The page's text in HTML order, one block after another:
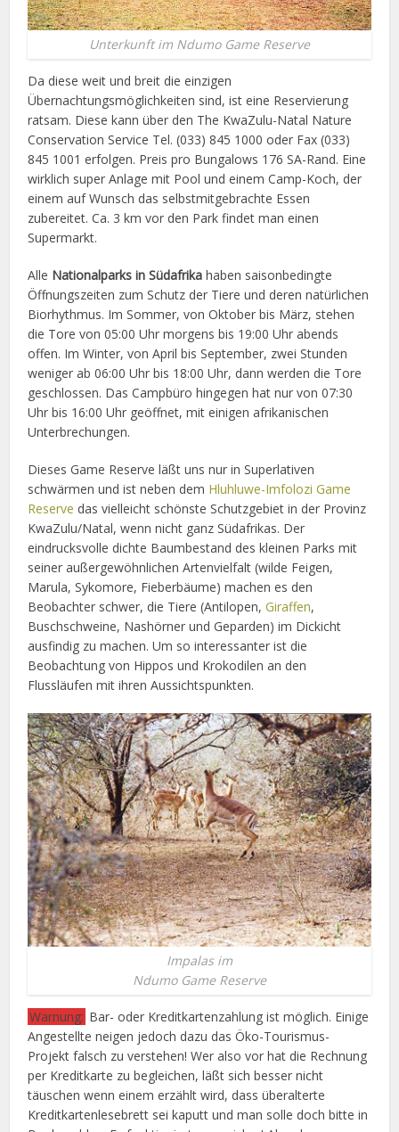
Unterkunft im Ndumo Game Reserve
Da diese weit und breit die einzigen
Übernachtungsmöglichkeiten sind, ist eine Reservierung
ratsam. Diese kann über den The KwaZulu-Natal Nature
Conservation Service Tel. (033) 845 1000 oder Fax (033)
845 1001 erfolgen. Preis pro Bungalows 176 SA-Rand. Eine
wirklich super Anlage mit Pool und einem Camp-Koch, der
einem auf Wunsch das selbstmitgebrachte Essen
zubereitet. Ca. 3 km vor den Park findet man einen
Supermarkt.
Alle Nationalparks in Südafrika haben saisonbedingte
Öffnungszeiten zum Schutz der Tiere und deren natürlichen
Biorhythmus. Im Sommer, von Oktober bis März, stehen
die Tore von 05:00 Uhr morgens bis 19:00 Uhr abends
offen. Im Winter, von April bis September, zwei Stunden
weniger ab 06:00 Uhr bis 18:00 Uhr, dann werden die Tore
geschlossen. Das Campbüro hingegen hat nur von 07:30
Uhr bis 16:00 Uhr geöffnet, mit einigen afrikanischen
Unterbrechungen.
Dieses Game Reserve läßt uns nur in Superlativen
schwärmen und ist neben dem Hluhluwe-Imfolozi Game
Reserve das vielleicht schönste Schutzgebiet in der Provinz
KwaZulu/Natal, wenn nicht ganz Südafrikas. Der
eindrucksvolle dichte Baumbestand des kleinen Parks mit
seiner außergewöhnlichen Artenvielfalt (wilde Feigen,
Marula, Sykomore, Fieberbäume) machen es den
Beobachter schwer, die Tiere (Antilopen,Giraffen,
Buschschweine, Nashörner und Geparden) im Dickicht
ausfindig zu machen. Um so interessanter ist die
Beobachtung von Hippos und Krokodilen an den
Flussläufen mit ihren Aussichtspunkten.
Impalas im
Ndumo Game Reserve
Warnung: Bar- oder Kreditkartenzahlung ist möglich. Einige
Angestellte neigen jedoch dazu das Öko-Tourismus-
Projekt falsch zu verstehen! Wer also vor hat die Rechnung
per Kreditkarte zu begleichen, läßt sich besser nicht
täuschen wenn einem erzählt wird, dass überalterte
Kreditkartenlesebrett sei kaputt und man solle doch bitte in